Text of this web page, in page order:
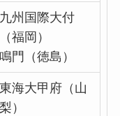
九州国際大付
（福岡）
鳴門（徳島）
東海大甲府（山
梨）